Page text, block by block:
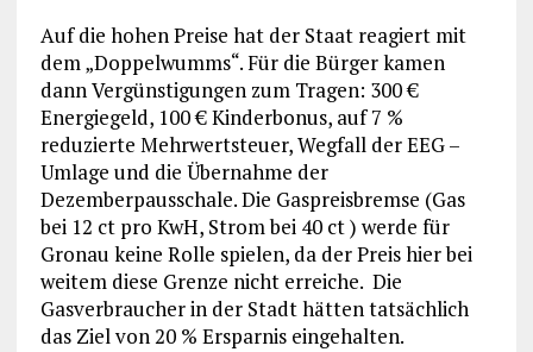
Auf die hohen Preise hat der Staat reagiert mit
dem „Doppelwumms“. Für die Bürger kamen
dann Vergünstigungen zum Tragen: 300 €
Energiegeld, 100 € Kinderbonus, auf 7 %
reduzierte Mehrwertsteuer, Wegfall der EEG –
Umlage und die Übernahme der
Dezemberpausschale. Die Gaspreisbremse (Gas
bei 12 ct pro KwH, Strom bei 40 ct ) werde für
Gronau keine Rolle spielen, da der Preis hier bei
weitem diese Grenze nicht erreiche. Die
Gasverbraucher in der Stadt hätten tatsächlich
das Ziel von 20 % Ersparnis eingehalten.